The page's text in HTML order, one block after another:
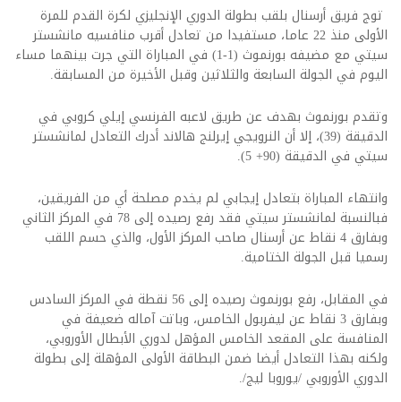
توج فريق أرسنال بلقب بطولة الدوري الإنجليزي لكرة القدم للمرة
الأولى منذ 22 عاما، مستفيدا من تعادل أقرب منافسيه مانشستر
سيتي مع مضيفه بورنموث (1-1) في المباراة التي جرت بينهما مساء
اليوم في الجولة السابعة والثلاثين وقبل الأخيرة من المسابقة.
وتقدم بورنموث بهدف عن طريق لاعبه الفرنسي إيلي كروبي في
الدقيقة (39)، إلا أن النرويجي إيرلنج هالاند أدرك التعادل لمانشستر
سيتي في الدقيقة (90+ 5).
وانتهاء المباراة بتعادل إيجابي لم يخدم مصلحة أي من الفريقين،
فبالنسبة لمانشستر سيتي فقد رفع رصيده إلى 78 في المركز الثاني
وبفارق 4 نقاط عن أرسنال صاحب المركز الأول، والذي حسم اللقب
رسميا قبل الجولة الختامية.
في المقابل، رفع بورنموث رصيده إلى 56 نقطة في المركز السادس
وبفارق 3 نقاط عن ليفربول الخامس، وباتت آماله ضعيفة في
المنافسة على المقعد الخامس المؤهل لدوري الأبطال الأوروبي،
ولكنه بهذا التعادل أيضا ضمن البطاقة الأولى المؤهلة إلى بطولة
الدوري الأوروبي /يوروبا ليج/.